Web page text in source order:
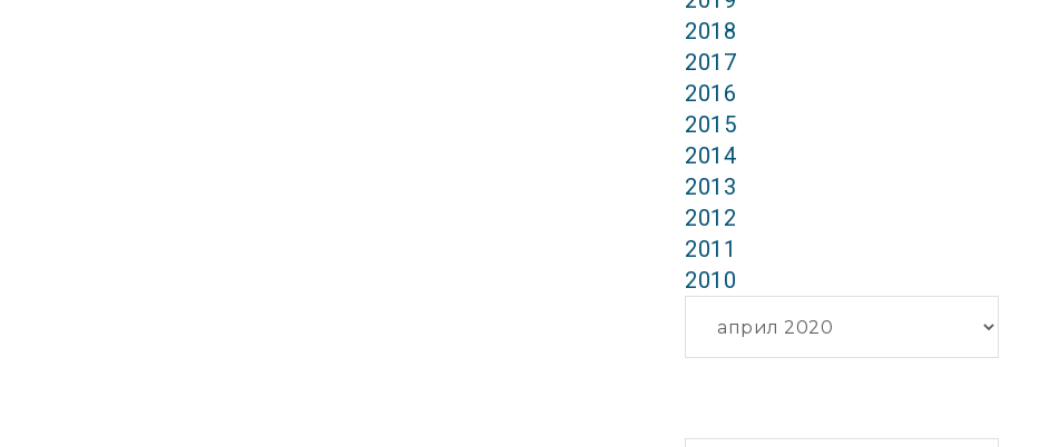
2018
2017
2016
2015
2014
2013
2012
2011
2010